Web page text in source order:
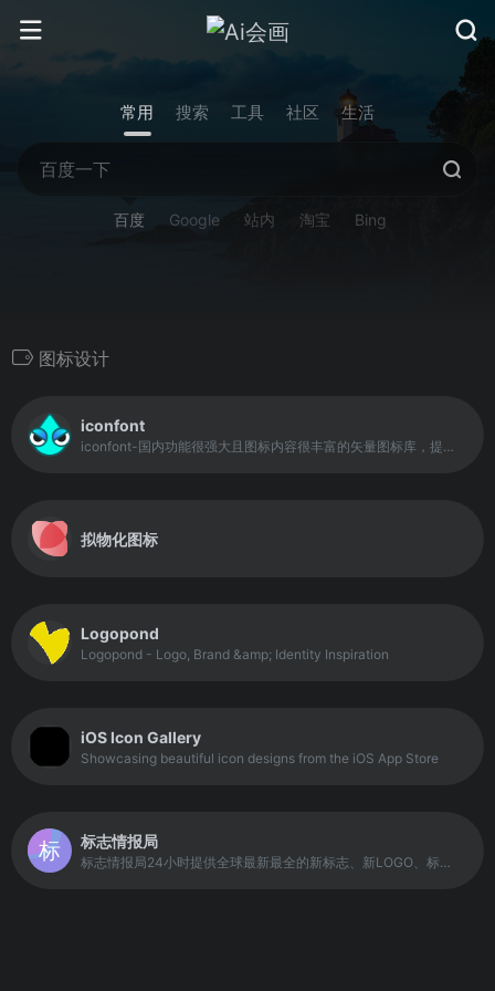
常用 搜索 工具 社区 生活
百度 Google 站内 淘宝 Bing
图标设计
iconfont
iconfont-国内功能很强大且图标内容很丰富的矢量图标库，提供矢量图标下载、在线存储、格式转换等功能。阿里巴巴体验团队倾力打造，设计和前端开发的便捷工具
拟物化图标
Logopond
Logopond - Logo, Brand &amp; Identity Inspiration
iOS Icon Gallery
Showcasing beautiful icon designs from the iOS App Store
标志情报局
标志情报局24小时提供全球最新最全的新标志、新LOGO、标志新闻、标志资讯、LOGO新闻、LOGO设计欣赏、标志揭晓、国外LOGO设计欣赏等情报资讯。